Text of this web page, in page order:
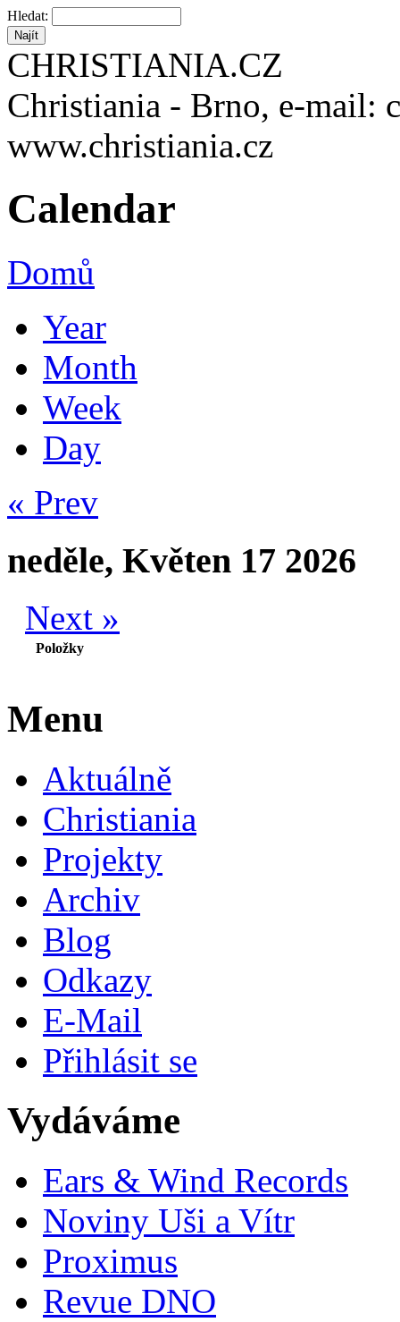
Hledat:
CHRISTIANIA.CZ
Christiania - Brno, e-mail:
www.christiania.cz
Calendar
Domů
Year
Month
Week
Day
« Prev
neděle, Květen 17 2026
Next »
Položky
Menu
Aktuálně
Christiania
Projekty
Archiv
Blog
Odkazy
E-Mail
Přihlásit se
Vydáváme
Ears & Wind Records
Noviny Uši a Vítr
Proximus
Revue DNO